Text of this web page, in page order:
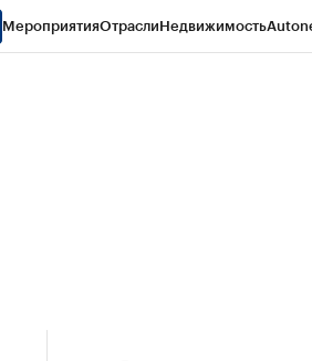
МероприятияОтраслиНедвижимость